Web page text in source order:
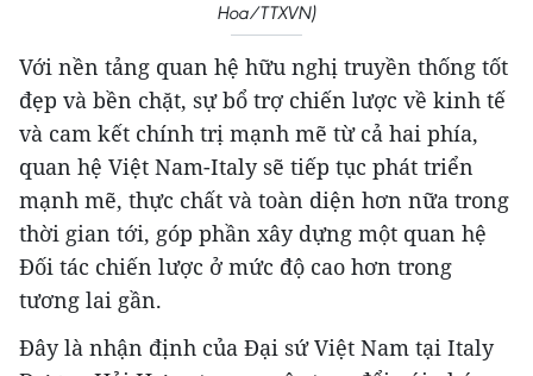
Hoa/TTXVN)
Với nền tảng quan hệ hữu nghị truyền thống tốt
đẹp và bền chặt, sự bổ trợ chiến lược về kinh tế
và cam kết chính trị mạnh mẽ từ cả hai phía,
quan hệ Việt Nam-Italy sẽ tiếp tục phát triển
mạnh mẽ, thực chất và toàn diện hơn nữa trong
thời gian tới, góp phần xây dựng một quan hệ
Đối tác chiến lược ở mức độ cao hơn trong
tương lai gần.
Đây là nhận định của Đại sứ Việt Nam tại Italy